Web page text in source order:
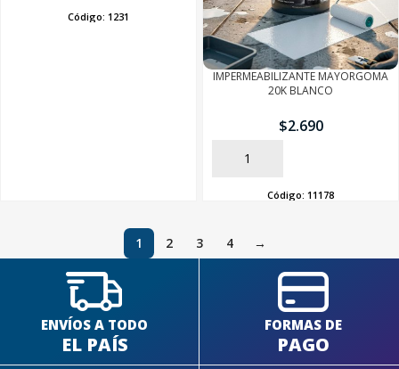
Código: 1231
IMPERMEABILIZANTE MAYORGOMA
20K BLANCO
$2.690
AÑADIR
Código: 11178
1 2 3 4 →
ENVÍOS A TODO
EL PAÍS
FORMAS DE
PAGO